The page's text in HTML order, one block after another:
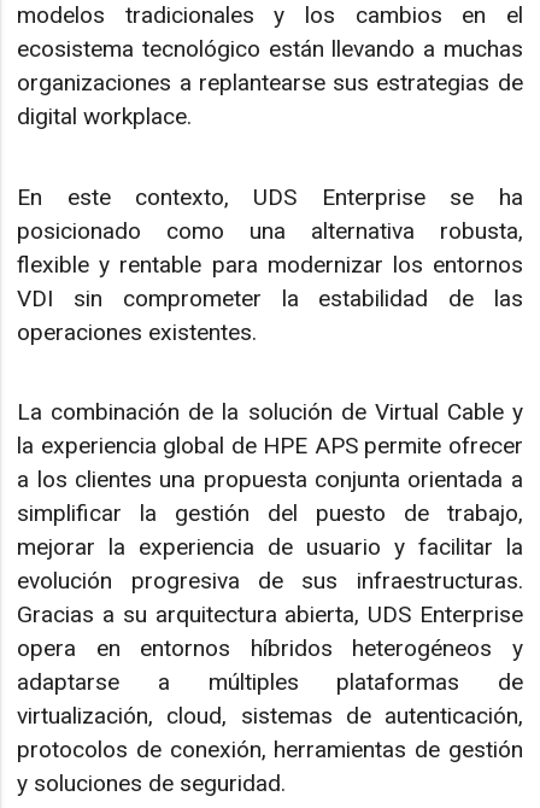
modelos tradicionales y los cambios en el
ecosistema tecnológico están llevando a muchas
organizaciones a replantearse sus estrategias de
digital workplace.
En este contexto, UDS Enterprise se ha
posicionado como una alternativa robusta,
flexible y rentable para modernizar los entornos
VDI sin comprometer la estabilidad de las
operaciones existentes.
La combinación de la solución de Virtual Cable y
la experiencia global de HPE APS permite ofrecer
a los clientes una propuesta conjunta orientada a
simplificar la gestión del puesto de trabajo,
mejorar la experiencia de usuario y facilitar la
evolución progresiva de sus infraestructuras.
Gracias a su arquitectura abierta, UDS Enterprise
opera en entornos híbridos heterogéneos y
adaptarse a múltiples plataformas de
virtualización, cloud, sistemas de autenticación,
protocolos de conexión, herramientas de gestión
y soluciones de seguridad.